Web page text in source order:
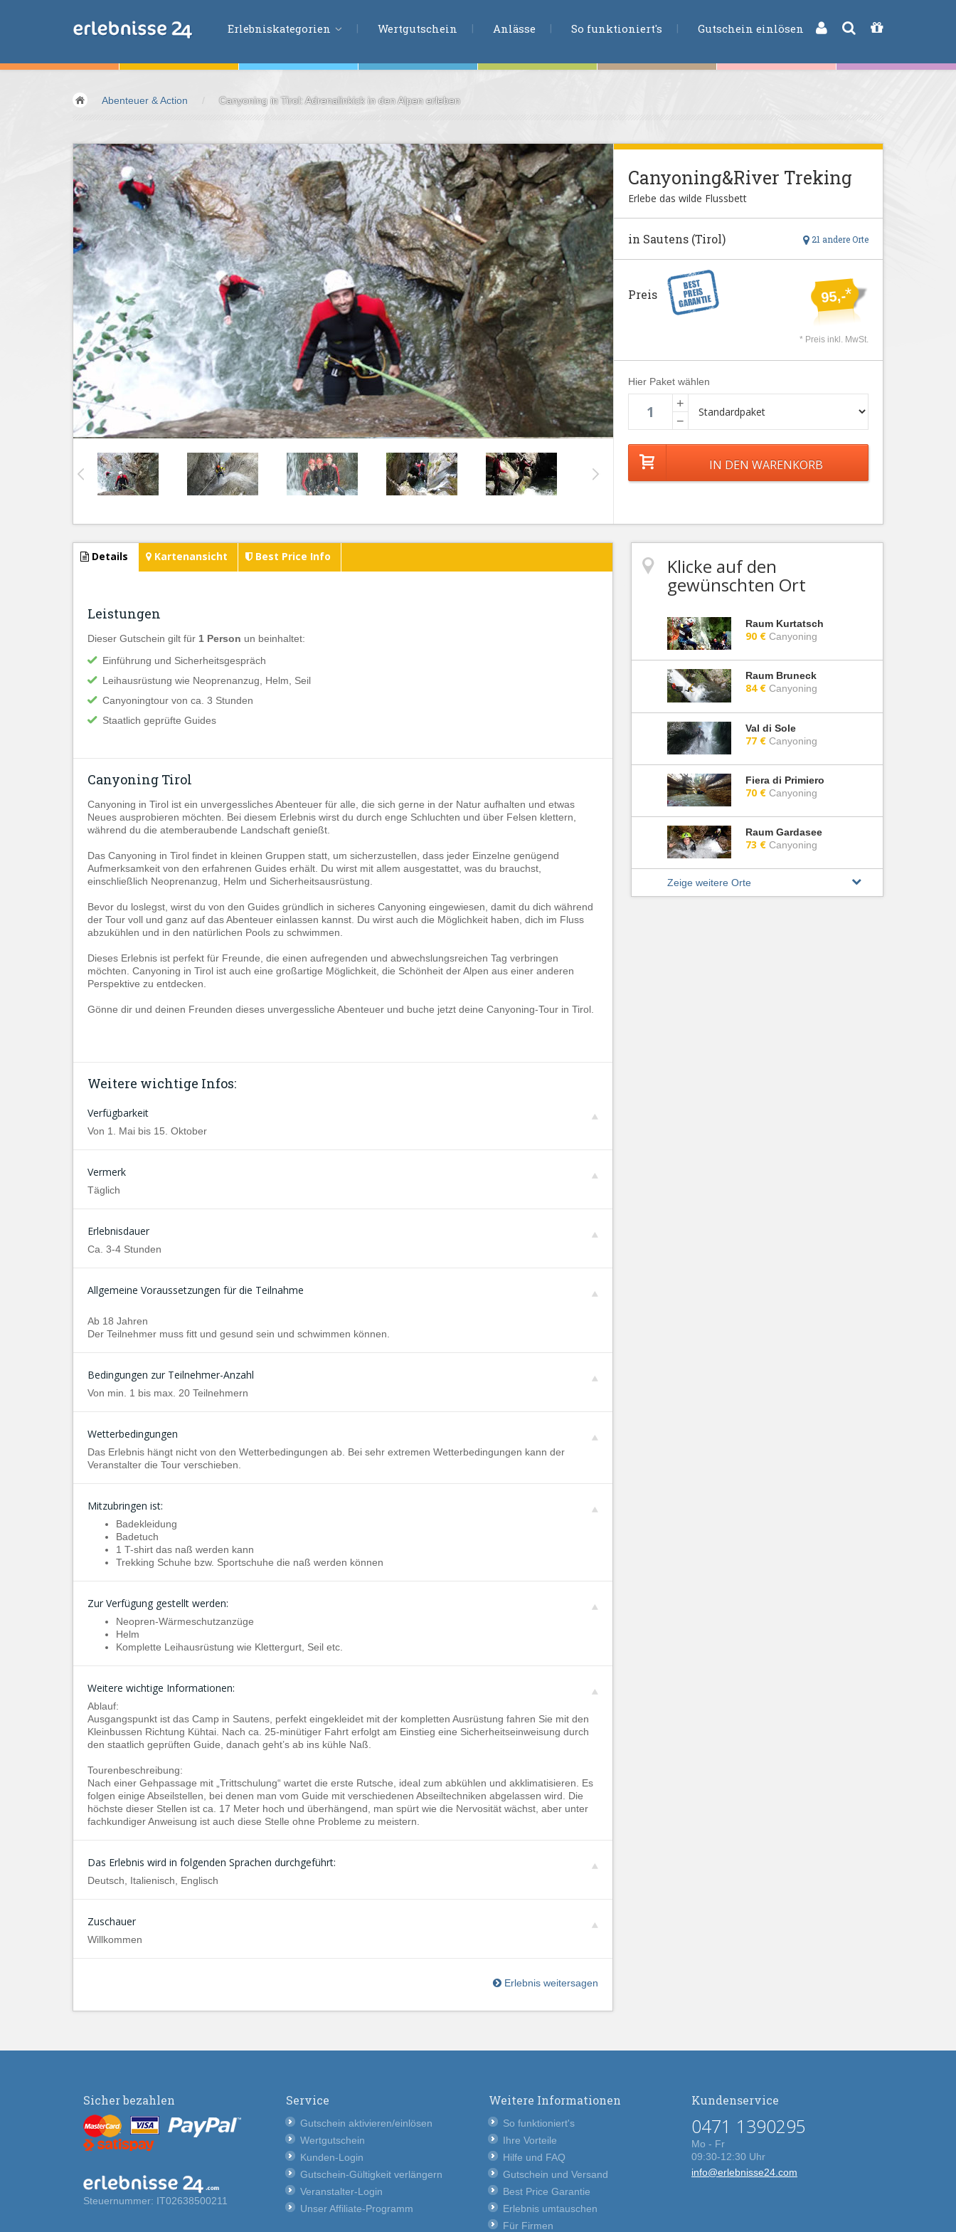
Erlebniskategorien
Fliegen &Gleiten
Abenteuer &Action
Sport &Fitness
Essen &Trinken
Wellness &Gesundheit
Wasser &Wind
Lifestyle &Phantasie
Kids &Family
Übernachtungen
Wertgutschein Anlässe So funktioniert's Gutschein einlösen
Abenteuer & Action / Canyoning in Tirol: Adrenalinkick in den Alpen erleben
Canyoning&River Treking
Erlebe das wilde Flussbett
21 andere Orte
in Sautens (Tirol)
95,-*
Preis
* Preis inkl. MwSt.
Hier Paket wählen
+
−
Details Kartenansicht Best Price Info
Leistungen
Dieser Gutschein gilt für 1 Person un beinhaltet:
Einführung und Sicherheitsgespräch
Leihausrüstung wie Neoprenanzug, Helm, Seil
Canyoningtour von ca. 3 Stunden
Staatlich geprüfte Guides
Canyoning Tirol
Canyoning in Tirol ist ein unvergessliches Abenteuer für alle, die sich gerne in der Natur aufhalten und etwas
Neues ausprobieren möchten. Bei diesem Erlebnis wirst du durch enge Schluchten und über Felsen klettern,
während du die atemberaubende Landschaft genießt.
Das Canyoning in Tirol findet in kleinen Gruppen statt, um sicherzustellen, dass jeder Einzelne genügend
Aufmerksamkeit von den erfahrenen Guides erhält. Du wirst mit allem ausgestattet, was du brauchst,
einschließlich Neoprenanzug, Helm und Sicherheitsausrüstung.
Bevor du loslegst, wirst du von den Guides gründlich in sicheres Canyoning eingewiesen, damit du dich während
der Tour voll und ganz auf das Abenteuer einlassen kannst. Du wirst auch die Möglichkeit haben, dich im Fluss
abzukühlen und in den natürlichen Pools zu schwimmen.
Dieses Erlebnis ist perfekt für Freunde, die einen aufregenden und abwechslungsreichen Tag verbringen
möchten. Canyoning in Tirol ist auch eine großartige Möglichkeit, die Schönheit der Alpen aus einer anderen
Perspektive zu entdecken.
Gönne dir und deinen Freunden dieses unvergessliche Abenteuer und buche jetzt deine Canyoning-Tour in Tirol.
Weitere wichtige Infos:
Verfügbarkeit
Von 1. Mai bis 15. Oktober
Vermerk
Täglich
Erlebnisdauer
Ca. 3-4 Stunden
Allgemeine Voraussetzungen für die Teilnahme
Ab 18 Jahren
Der Teilnehmer muss fitt und gesund sein und schwimmen können.
Bedingungen zur Teilnehmer-Anzahl
Von min. 1 bis max. 20 Teilnehmern
Wetterbedingungen
Das Erlebnis hängt nicht von den Wetterbedingungen ab. Bei sehr extremen Wetterbedingungen kann der
Veranstalter die Tour verschieben.
Mitzubringen ist:
Badekleidung
Badetuch
1 T-shirt das naß werden kann
Trekking Schuhe bzw. Sportschuhe die naß werden können
Zur Verfügung gestellt werden:
Neopren-Wärmeschutzanzüge
Helm
Komplette Leihausrüstung wie Klettergurt, Seil etc.
Weitere wichtige Informationen:
Ablauf:
Ausgangspunkt ist das Camp in Sautens, perfekt eingekleidet mit der kompletten Ausrüstung fahren Sie mit den
Kleinbussen Richtung Kühtai. Nach ca. 25-minütiger Fahrt erfolgt am Einstieg eine Sicherheitseinweisung durch
den staatlich geprüften Guide, danach geht’s ab ins kühle Naß.
Tourenbeschreibung:
Nach einer Gehpassage mit „Trittschulung“ wartet die erste Rutsche, ideal zum abkühlen und akklimatisieren. Es
folgen einige Abseilstellen, bei denen man vom Guide mit verschiedenen Abseiltechniken abgelassen wird. Die
höchste dieser Stellen ist ca. 17 Meter hoch und überhängend, man spürt wie die Nervosität wächst, aber unter
fachkundiger Anweisung ist auch diese Stelle ohne Probleme zu meistern.
Das Erlebnis wird in folgenden Sprachen durchgeführt:
Deutsch, Italienisch, Englisch
Zuschauer
Willkommen
Erlebnis weitersagen
Klicke auf den
gewünschten Ort
Raum Kurtatsch
90 € Canyoning
Raum Bruneck
84 € Canyoning
Val di Sole
77 € Canyoning
Fiera di Primiero
70 € Canyoning
Raum Gardasee
73 € Canyoning
Zeige weitere Orte
Sicher bezahlen
Steuernummer: IT02638500211
Service
Gutschein aktivieren/einlösen
Wertgutschein
Kunden-Login
Gutschein-Gültigkeit verlängern
Veranstalter-Login
Unser Affiliate-Programm
Weitere Informationen
So funktioniert's
Ihre Vorteile
Hilfe und FAQ
Gutschein und Versand
Best Price Garantie
Erlebnis umtauschen
Für Firmen
Kundenservice
0471 1390295
Mo - Fr
09:30-12:30 Uhr
info@erlebnisse24.com